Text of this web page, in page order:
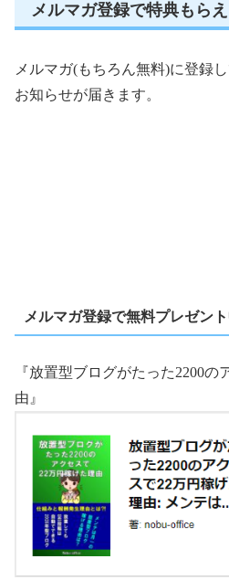
メルマガ登録で特典もら
メルマガ(もちろん無料)に登録
お知らせが届きます。
メルマガ登録で無料プレゼン
『放置型ブログがたった2200
由』